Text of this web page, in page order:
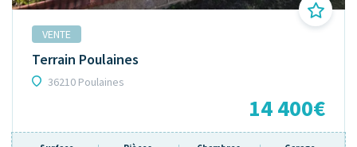
VENTE
Terrain Poulaines
36210 Poulaines
14 400€